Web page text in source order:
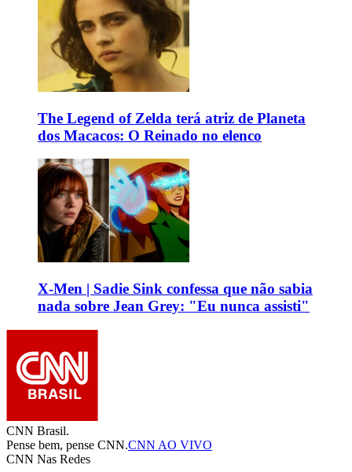
The Legend of Zelda terá atriz de Planeta
dos Macacos: O Reinado no elenco
X-Men | Sadie Sink confessa que não sabia
nada sobre Jean Grey: "Eu nunca assisti"
CNN Brasil.
Pense bem, pense CNN.CNN AO VIVO
CNN Nas Redes